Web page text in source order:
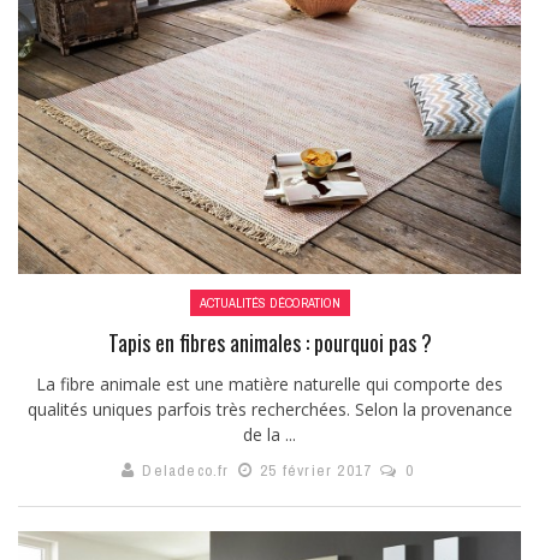
ACTUALITÉS DÉCORATION
Tapis en fibres animales : pourquoi pas ?
La fibre animale est une matière naturelle qui comporte des
qualités uniques parfois très recherchées. Selon la provenance
de la ...
Deladeco.fr 25 février 2017 0